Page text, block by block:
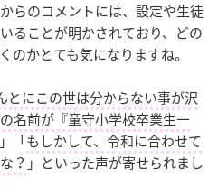
らのコメントには、設定や生徒
ることが明かされており、どの
のかとても気になりますね。
にこの世は分からない事が沢
名前が『童守小学校卒業生一
」「もしかして、令和に合わせて
？ 」といった声が寄せられまし